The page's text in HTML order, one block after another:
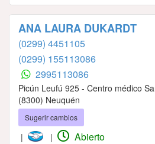
ANA LAURA DUKARDT
(0299) 4451105
(0299) 155113086
2995113086
Picún Leufú 925 - Centro médico
(8300) Neuquén
Sugerir cambios
| | Abierto